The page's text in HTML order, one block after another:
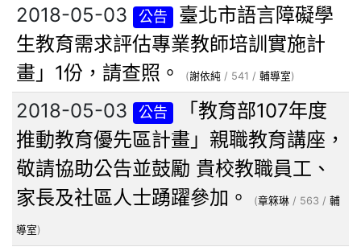
2018-05-03 公告
臺北市語言障礙學
生教育需求評估專業教師培訓實施計
畫」1份，請查照。
(謝依純 / 541 / 輔導室)
2018-05-03 公告
「教育部107年度
推動教育優先區計畫」親職教育講座，
敬請協助公告並鼓勵 貴校教職員工、
家長及社區人士踴躍參加。
(章箖琳 / 563 / 輔
導室)